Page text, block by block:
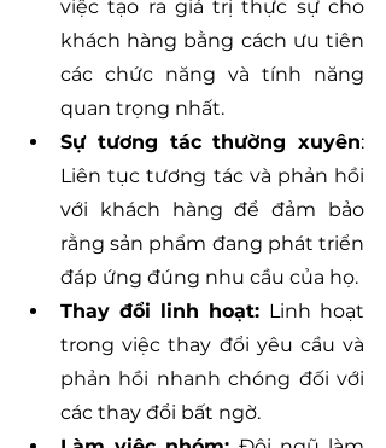
việc tạo ra giá trị thực sự cho
khách hàng bằng cách ưu tiên
các chức năng và tính năng
quan trọng nhất.
Sự tương tác thường xuyên:
Liên tục tương tác và phản hồi
với khách hàng để đảm bảo
rằng sản phẩm đang phát triển
đáp ứng đúng nhu cầu của họ.
Thay đổi linh hoạt: Linh hoạt
trong việc thay đổi yêu cầu và
phản hồi nhanh chóng đối với
các thay đổi bất ngờ.